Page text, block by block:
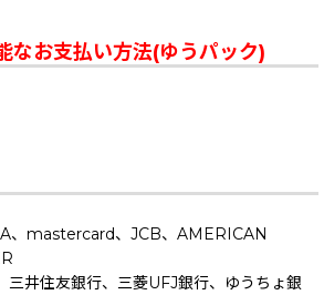
なお支払い方法(ゆうパック)
、mastercard、JCB、AMERICAN
三井住友銀行、三菱UFJ銀行、ゆうちょ銀